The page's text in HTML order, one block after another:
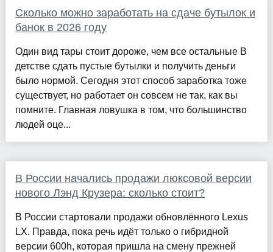
Сколько можно заработать на сдаче бутылок и
банок в 2026 году
Один вид тары стоит дороже, чем все остальные В
детстве сдать пустые бутылки и получить деньги
было нормой. Сегодня этот способ заработка тоже
существует, но работает он совсем не так, как вы
помните. Главная ловушка в том, что большинство
людей оце...
В России начались продажи люксовой версии
нового Лэнд Крузера: сколько стоит?
В России стартовали продажи обновлённого Lexus
LX. Правда, пока речь идёт только о гибридной
версии 600h, которая пришла на смену прежней